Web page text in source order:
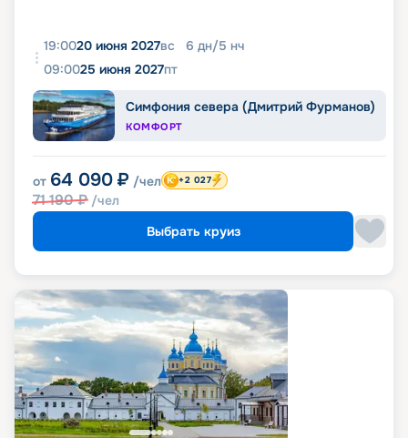
19:0020 июня 2027вс 6 дн/5 нч
09:0025 июня 2027пт
Симфония севера (Дмитрий Фурманов)
КОМФОРТ
от 64 090 ₽ /чел
71 190₽ /чел
+2 027
Выбрать круиз